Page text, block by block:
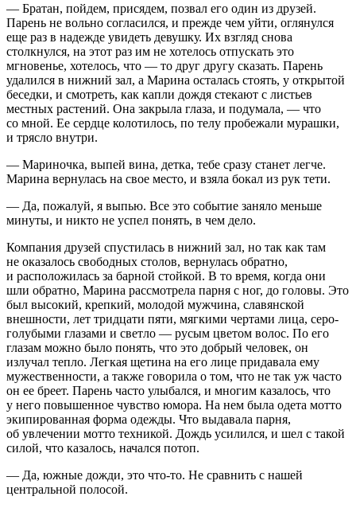
— Братан, пойдем, присядем, позвал его один из друзей.
Парень не вольно согласился, и прежде чем уйти, оглянулся
еще раз в надежде увидеть девушку. Их взгляд снова
столкнулся, на этот раз им не хотелось отпускать это
мгновенье, хотелось, что — то друг другу сказать. Парень
удалился в нижний зал, а Марина осталась стоять, у открытой
беседки, и смотреть, как капли дождя стекают с листьев
местных растений. Она закрыла глаза, и подумала, — что
со мной. Ее сердце колотилось, по телу пробежали мурашки,
и трясло внутри.
— Мариночка, выпей вина, детка, тебе сразу станет легче.
Марина вернулась на свое место, и взяла бокал из рук тети.
— Да, пожалуй, я выпью. Все это событие заняло меньше
минуты, и никто не успел понять, в чем дело.
Компания друзей спустилась в нижний зал, но так как там
не оказалось свободных столов, вернулась обратно,
и расположилась за барной стойкой. В то время, когда они
шли обратно, Марина рассмотрела парня с ног, до головы. Это
был высокий, крепкий, молодой мужчина, славянской
внешности, лет тридцати пяти, мягкими чертами лица, серо-
голубыми глазами и светло — русым цветом волос. По его
глазам можно было понять, что это добрый человек, он
излучал тепло. Легкая щетина на его лице придавала ему
мужественности, а также говорила о том, что не так уж часто
он ее бреет. Парень часто улыбался, и многим казалось, что
у него повышенное чувство юмора. На нем была одета мотто
экипированная форма одежды. Что выдавала парня,
об увлечении мотто техникой. Дождь усилился, и шел с такой
силой, что казалось, начался потоп.
— Да, южные дожди, это что-то. Не сравнить с нашей
центральной полосой.